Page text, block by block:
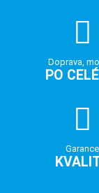
Doprava,
PO
Garance